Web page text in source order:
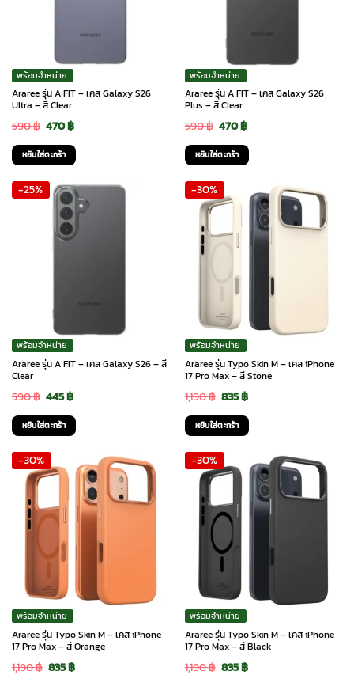
พร้อมจำหน่าย
Araree รุ่น A FIT – เคส Galaxy S26
Ultra – สี Clear
590฿ Original
price
was:
590 ฿.
470฿Current
price
is:
470 ฿.
หยิบใส่ตะกร้า
พร้อมจำหน่าย
Araree รุ่น A FIT – เคส Galaxy S26
Plus – สี Clear
590฿ Original
price
was:
470฿Current
price
is:
470 ฿.
หยิบใส่ตะกร้า
-25%
พร้อมจำหน่าย
Araree รุ่น A FIT – เคส Galaxy S26 – สี
Clear
590฿ Original
price
was:
590 ฿.
445฿Current
price
is:
445 ฿.
หยิบใส่ตะกร้า
-30%
พร้อมจำหน่าย
Araree รุ่น Typo Skin M – เคส iPhone
17 Pro Max – สี Stone
1,190฿ Original
price
was:
1,190 ฿.
835฿Current
price
835 ฿.
หยิบใส่ตะกร้า
-30%
พร้อมจำหน่าย
Araree รุ่น Typo Skin M – เคส iPhone
17 Pro Max – สี Orange
1,190฿ Original
835฿Current
-30%
พร้อมจำหน่าย
Araree รุ่น Typo Skin M – เคส iPhone
17 Pro Max – สี Black
1,190฿ Original
835฿Current